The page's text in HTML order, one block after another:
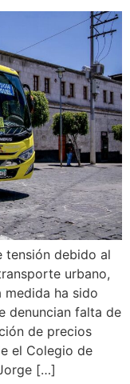
tensión debido al
urbano,
medida ha sido
denuncian falta de
de precios
el Colegio de
[…]